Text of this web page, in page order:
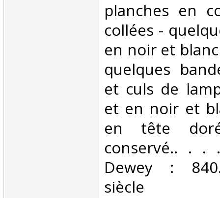
planches en
collées -
en noir et
quelques
et culs de
et en noir et
en tête
conservé.. . .
Dewey :
siècle‎